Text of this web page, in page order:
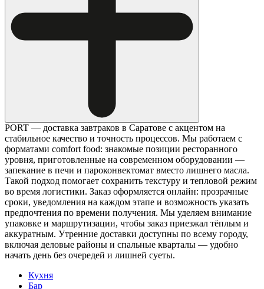
PORT — доставка завтраков в Саратове с акцентом на
стабильное качество и точность процессов. Мы работаем с
форматами comfort food: знакомые позиции ресторанного
уровня, приготовленные на современном оборудовании —
запекание в печи и пароконвектомат вместо лишнего масла.
Такой подход помогает сохранить текстуру и тепловой режим
во время логистики. Заказ оформляется онлайн: прозрачные
сроки, уведомления на каждом этапе и возможность указать
предпочтения по времени получения. Мы уделяем внимание
упаковке и маршрутизации, чтобы заказ приезжал тёплым и
аккуратным. Утренние доставки доступны по всему городу,
включая деловые районы и спальные кварталы — удобно
начать день без очередей и лишней суеты.
Кухня
Бар